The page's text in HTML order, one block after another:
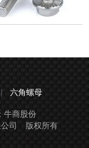
六角螺母
牛商股份
司
版权所有